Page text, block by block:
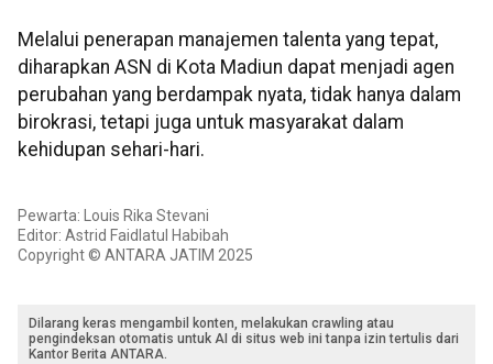
Melalui penerapan manajemen talenta yang tepat,
diharapkan ASN di Kota Madiun dapat menjadi agen
perubahan yang berdampak nyata, tidak hanya dalam
birokrasi, tetapi juga untuk masyarakat dalam
kehidupan sehari-hari.
Pewarta: Louis Rika Stevani
Editor: Astrid Faidlatul Habibah
Copyright © ANTARA JATIM 2025
Dilarang keras mengambil konten, melakukan crawling atau
pengindeksan otomatis untuk AI di situs web ini tanpa izin tertulis dari
Kantor Berita ANTARA.